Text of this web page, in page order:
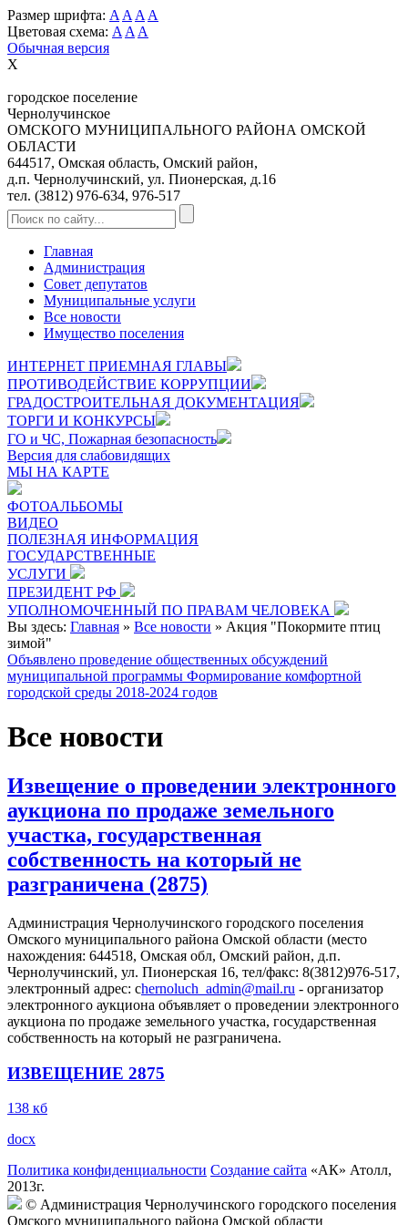
Размер шрифта: A A A A
Цветовая схема: A A A
Обычная версия
X
городское поселение
Чернолучинское
ОМСКОГО МУНИЦИПАЛЬНОГО РАЙОНА ОМСКОЙ
ОБЛАСТИ
644517, Омская область, Омский район,
д.п. Чернолучинский, ул. Пионерская, д.16
тел. (3812) 976-634, 976-517
Главная
Администрация
Совет депутатов
Муниципальные услуги
Все новости
Имущество поселения
ИНТЕРНЕТ ПРИЕМНАЯ ГЛАВЫ
ПРОТИВОДЕЙСТВИЕ КОРРУПЦИИ
ГРАДОСТРОИТЕЛЬНАЯ ДОКУМЕНТАЦИЯ
ТОРГИ И КОНКУРСЫ
ГО и ЧС, Пожарная безопасность
Версия для слабовидящих
МЫ НА КАРТЕ
ФОТОАЛЬБОМЫ
ВИДЕО
ПОЛЕЗНАЯ ИНФОРМАЦИЯ
ГОСУДАРСТВЕННЫЕ
УСЛУГИ
ПРЕЗИДЕНТ РФ
УПОЛНОМОЧЕННЫЙ ПО ПРАВАМ ЧЕЛОВЕКА
Вы здесь: Главная » Все новости » Акция "Покормите птиц
зимой"
Объявлено проведение общественных обсуждений
муниципальной программы Формирование комфортной
городской среды 2018-2024 годов
Все новости
Извещение о проведении электронного
аукциона по продаже земельного
участка, государственная
собственность на который не
разграничена (2875)
Администрация Чернолучинского городского поселения
Омского муниципального района Омской области (место
нахождения: 644518, Омская обл, Омский район, д.п.
Чернолучинский, ул. Пионерская 16, тел/факс: 8(3812)976-517,
электронный адрес: сhernoluch_admin@mail.ru - организатор
электронного аукциона объявляет о проведении электронного
аукциона по продаже земельного участка, государственная
собственность на который не разграничена.
ИЗВЕЩЕНИЕ 2875
138 кб
docx
Политика конфиденциальности Создание сайта «АК» Атолл,
2013г.
© Администрация Чернолучинского городского поселения
Омского муниципального района Омской области